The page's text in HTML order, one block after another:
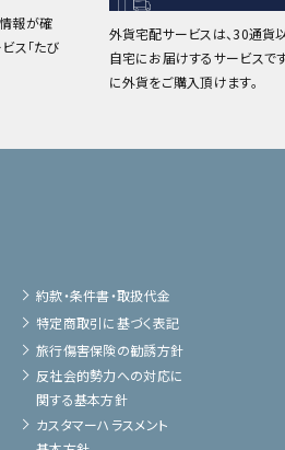
報が確
ス「たび
外貨宅配サービスは、30通貨
自宅にお届けするサービスで
に外貨をご購入頂けます。
約款・条件書・取扱代金
特定商取引に基づく表記
旅行傷害保険の勧誘方針
反社会的勢力への対応に
関する基本方針
カスタマーハラスメント